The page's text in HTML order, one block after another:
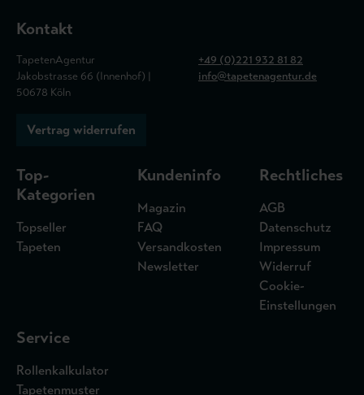
Kontakt
TapetenAgentur
Jakobstrasse 66 (Innenhof) |
50678 Köln
+49 (0)221 932 81 82
info@tapetenagentur.de
Vertrag widerrufen
Top-
Kategorien
Topseller
Tapeten
Kundeninfo
Magazin
FAQ
Versandkosten
Newsletter
Rechtliches
AGB
Datenschutz
Impressum
Widerruf
Cookie-
Einstellungen
Service
Rollenkalkulator
Tapetenmuster